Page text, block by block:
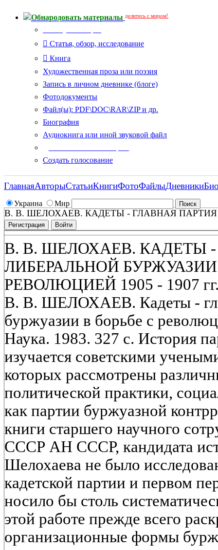
Обнародовать материалы делитесь с миром!
Статья, обзор, исследование
Книга
Художественная проза или поэзия
Запись в личном дневнике (блоге)
Фотодокументы
Файл(ы): PDF\DOC\RAR\ZIP и др.
Биография
Аудиокнига или иной звуковой файл
Создать голосование
Украина Мир
ГлавнаяАвторыСтатьиКнигиФотоФайлыДневники
В. В. ШЕЛОХАЕВ. КАДЕТЫ - ГЛАВНАЯ ПАРТИЯ
Регистрация Войти
В. В. ШЕЛОХАЕВ. КАДЕТЫ
ЛИБЕРАЛЬНОЙ БУРЖУАЗИИ
РЕВОЛЮЦИЕЙ 1905 - 1907
В. В. ШЕЛОХАЕВ. Кадеты -
буржуазии в борьбе с
Наука. 1983. 327 с. История
изучается советскими
которых рассмотрены
политической практики,
как партии буржуазной
книги старшего научного
СССР АН СССР, кандидата
Шелохаева не было
кадетской партии и первом
носило бы столь
этой работе прежде всего
организационные формы